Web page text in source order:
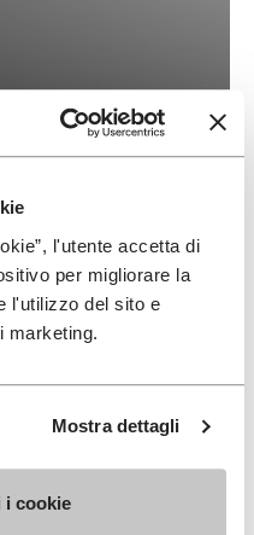
l'utente accetta di
per migliorare la
l'utilizzo del sito e
marketing.
Mostra dettagli
i cookie